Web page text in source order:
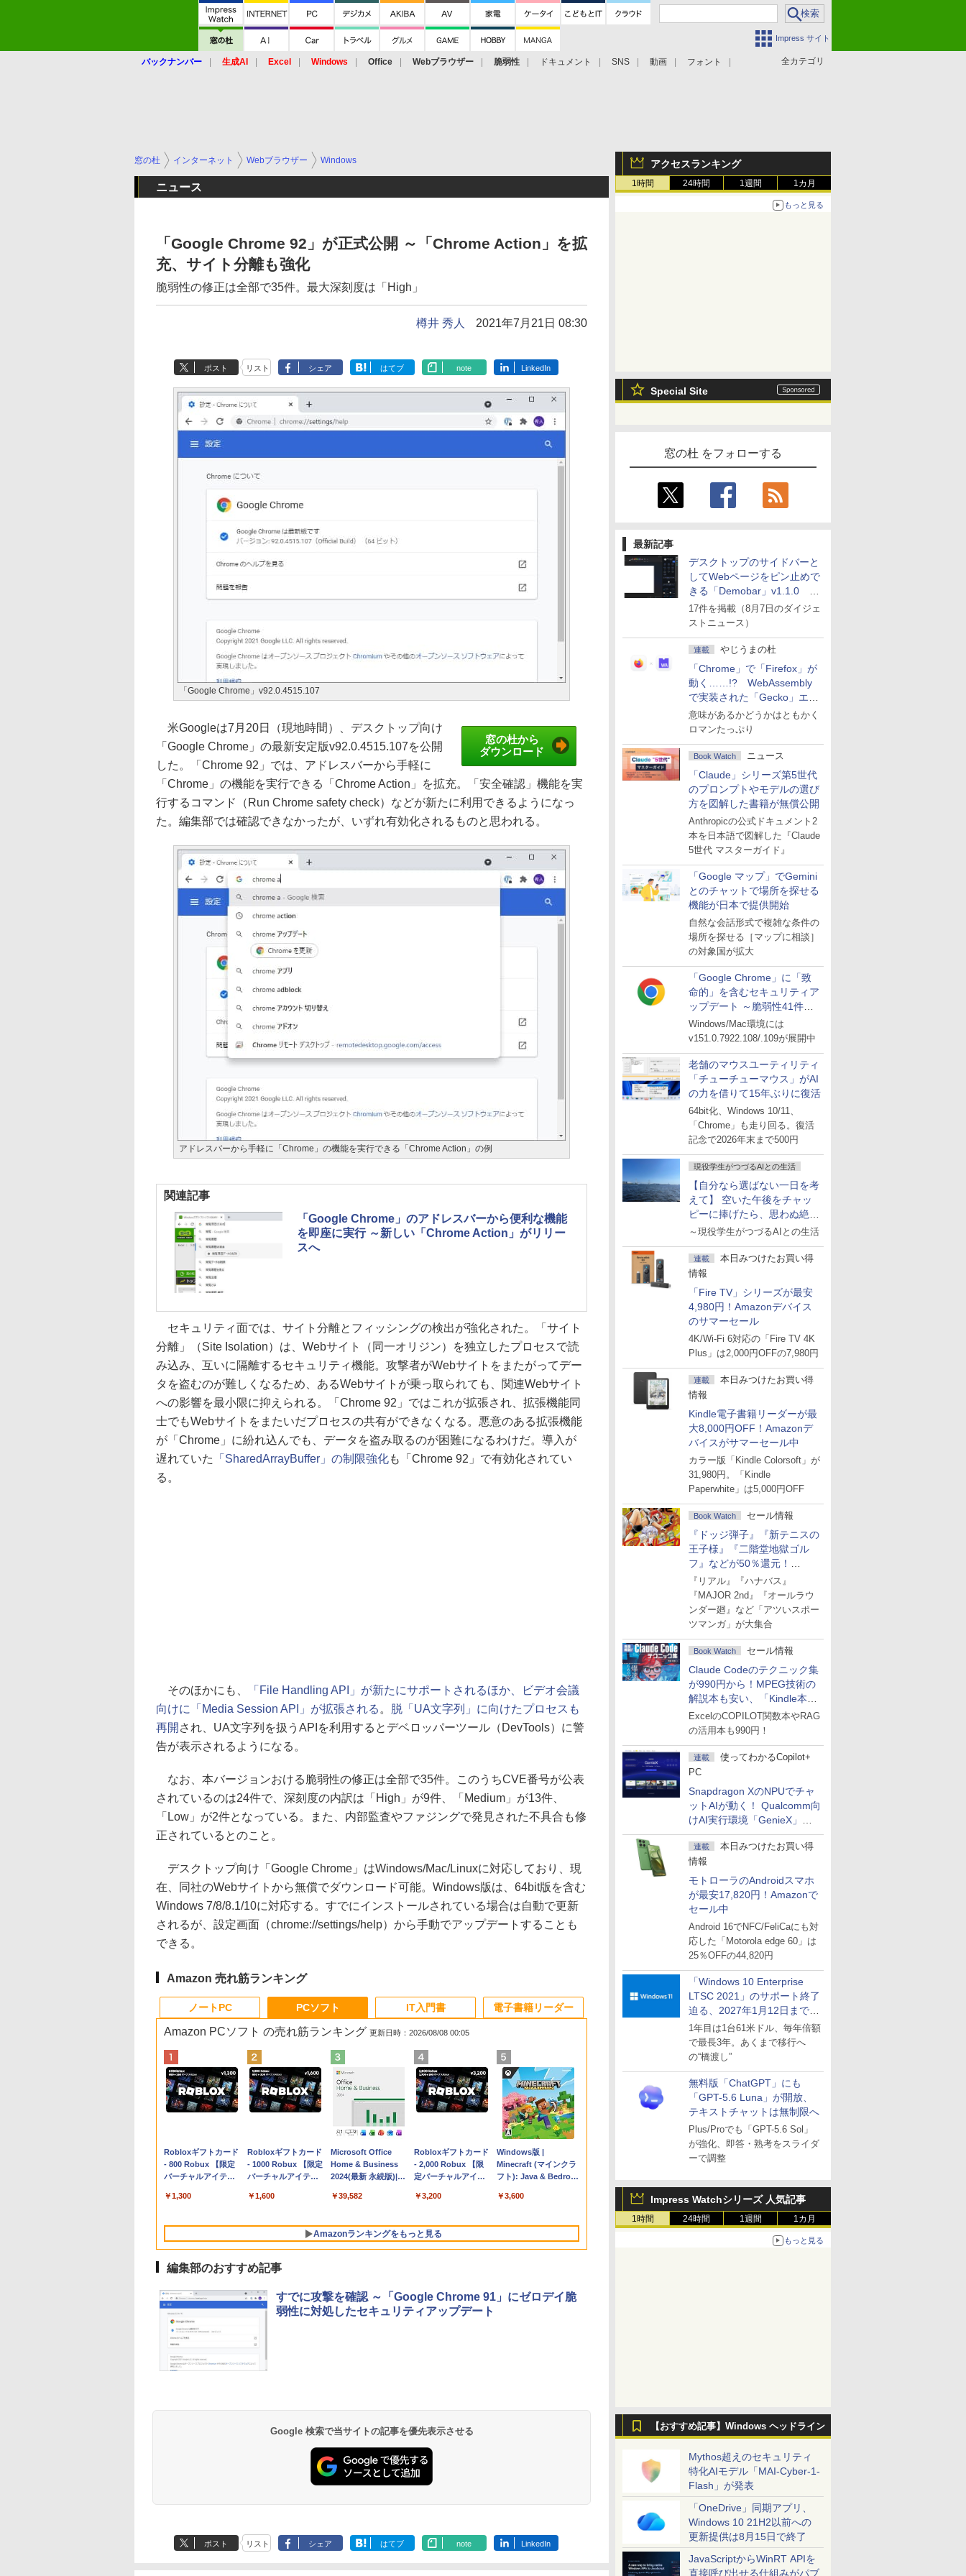
Impress サイト
全カテゴリ
バックナンバー 生成AI Excel Windows Office Webブラウザー 脆弱性 ドキュメント SNS 動画 フォント
アクセスランキング
1時間 24時間 1週間 1カ月
もっと見る
Special Site
窓の杜 をフォローする
最新記事
デスクトップのサイドバーと
してWebページをピン止めで
きる「Demobar」v1.1.0 ほ
か
17件を掲載（8月7日のダイジェ
ストニュース）
連載 やじうまの杜
「Chrome」で「Firefox」が
動く……!? WebAssembly
で実装された「Gecko」エン
ジン
意味があるかどうかはともかく
ロマンたっぷり
Book Watch ニュース
「Claude」シリーズ第5世代
のプロンプトやモデルの選び
方を図解した書籍が無償公開
Anthropicの公式ドキュメント2
本を日本語で図解した『Claude
5世代 マスターガイド』
「Google マップ」でGemini
とのチャットで場所を探せる
機能が日本で提供開始
自然な会話形式で複雑な条件の
場所を探せる［マップに相談］
の対象国が拡大
「Google Chrome」に「致
命的」を含むセキュリティア
ップデート ～脆弱性41件に
対処
Windows/Mac環境には
v151.0.7922.108/.109が展開中
老舗のマウスユーティリティ
「チューチューマウス」がAI
の力を借りて15年ぶりに復活
64bit化、Windows 10/11、
「Chrome」も走り回る。復活
記念で2026年末まで500円
現役学生がつづるAIとの生活
【自分なら選ばない一日を考
えて】 空いた午後をチャッ
ピーに捧げたら、思わぬ絶景
に出会った話
～現役学生がつづるAIとの生活
連載
本日みつけたお買い得
情報
「Fire TV」シリーズが最安
4,980円！Amazonデバイス
のサマーセール
4K/Wi-Fi 6対応の「Fire TV 4K
Plus」は2,000円OFFの7,980円
連載
本日みつけたお買い得
情報
Kindle電子書籍リーダーが最
大8,000円OFF！Amazonデ
バイスがサマーセール中
カラー版「Kindle Colorsoft」が
31,980円。「Kindle
Paperwhite」は5,000円OFF
Book Watch セール情報
『ドッジ弾子』『新テニスの
王子様』『二階堂地獄ゴル
フ』などが50％還元！
Amazonマンガ週末セール
『リアル』『ハナバス』
『MAJOR 2nd』『オールラウ
ンダー廻』など「アツいスポー
ツマンガ」が大集合
Book Watch セール情報
Claude Codeのテクニック集
が990円から！MPEG技術の
解説本も安い、「Kindle本サ
マーセール」第2弾開始！
ExcelのCOPILOT関数本やRAG
の活用本も990円！
連載
使ってわかるCopilot+
PC
Snapdragon XのNPUでチャ
ットAIが動く！ Qualcomm向
けAI実行環境「GenieX」を
試してみた
連載
本日みつけたお買い得
情報
モトローラのAndroidスマホ
が最安17,820円！Amazonで
セール中
Android 16でNFC/FeliCaにも対
応した「Motorola edge 60」は
25％OFFの44,820円
「Windows 10 Enterprise
LTSC 2021」のサポート終了
迫る、2027年1月12日まで
～ESUは9月1日から販売
1年目は1台61米ドル、毎年倍額
で最長3年。あくまで移行へ
の“橋渡し”
無料版「ChatGPT」にも
「GPT-5.6 Luna」が開放、
テキストチャットは無制限へ
Plus/Proでも「GPT-5.6 Sol」
が強化、即答・熟考をスライダ
ーで調整
Impress Watchシリーズ 人気記事
1時間 24時間 1週間 1カ月
もっと見る
【おすすめ記事】Windows ヘッドライン
Mythos超えのセキュリティ
特化AIモデル「MAI-Cyber-1-
Flash」が発表
「OneDrive」同期アプリ、
Windows 10 21H2以前への
更新提供は8月15日で終了
JavaScriptからWinRT APIを
直接呼び出せる仕組みがパブ
窓の杜 インターネット Webブラウザー Windows
ニュース
「Google Chrome 92」が正式公開 ～「Chrome Action」を拡
充、サイト分離も強化
脆弱性の修正は全部で35件。最大深刻度は「High」
樽井 秀人 2021年7月21日 08:30
ポスト リスト シェア はてブ note LinkedIn
「Google Chrome」v92.0.4515.107
窓の杜から
ダウンロード
米Googleは7月20日（現地時間）、デスクトップ向け
「Google Chrome」の最新安定版v92.0.4515.107を公開
した。「Chrome 92」では、アドレスバーから手軽に
「Chrome」の機能を実行できる「Chrome Action」を拡充。「安全確認」機能を実
行するコマンド（Run Chrome safety check）などが新たに利用できるようになっ
た。編集部では確認できなかったが、いずれ有効化されるものと思われる。
アドレスバーから手軽に「Chrome」の機能を実行できる「Chrome Action」の例
関連記事
「Google Chrome」のアドレスバーから便利な機能
を即座に実行 ～新しい「Chrome Action」がリリー
スへ
セキュリティ面では、サイト分離とフィッシングの検出が強化された。「サイト
分離」（Site Isolation）は、Webサイト（同一オリジン）を独立したプロセスで読
み込み、互いに隔離するセキュリティ機能。攻撃者がWebサイトをまたがってデー
タを盗むのが難しくなるため、あるWebサイトが乗っ取られても、関連Webサイト
への影響を最小限に抑えられる。「Chrome 92」ではこれが拡張され、拡張機能同
士でもWebサイトをまたいだプロセスの共有ができなくなる。悪意のある拡張機能
が「Chrome」に紛れ込んでも、データを盗み取るのが困難になるわけだ。導入が
遅れていた
「SharedArrayBuffer」の制限強化も「Chrome 92」で有効化されてい
る。
そのほかにも、
「File Handling API」が新たにサポートされるほか、ビデオ会議
向けに「Media Session API」が拡張される 。
脱「UA文字列」に向けたプロセスも
再開 され、UA文字列を扱うAPIを利用するとデベロッパーツール（DevTools）に警
告が表示されるようになる。
なお、本バージョンおける脆弱性の修正は全部で35件。このうちCVE番号が公表
されているのは24件で、深刻度の内訳は「High」が9件、「Medium」が13件、
「Low」が2件となっている。また、内部監査やファジングで発見された不具合も修
正されているとのこと。
デスクトップ向け「Google Chrome」はWindows/Mac/Linuxに対応しており、現
在、同社のWebサイトから無償でダウンロード可能。Windows版は、64bit版を含む
Windows 7/8/8.1/10に対応する。すでにインストールされている場合は自動で更新
されるが、設定画面（chrome://settings/help）から手動でアップデートすることも
できる。
Amazon 売れ筋ランキング
ノートPC
Apple 2026
MacBook Neo A18
Proチップ搭載13イ
AIとApple
Retinaディスプレ
512GB SSD、1080p
FaceTime HDカメ
ラ、Touch ID - イン
AppleCare+ for 13イ
ンチMacBook
Neo(A18 Pro)|ダウン
ロード版
￥162,598
tomtoc 360°保護
15.6 16インチ パソコ
ンケース Dell NEC
dynabook Lenovo
￥2,952
Apple 2026
MacBook Air M5チ
ップ搭載13インチノ
Apple Intelligence、
Retinaディスプレ
イ、16GBユニファイ
ドメモリ、1TB SSD
ド、Touch ID - シル
バー
￥261,414
【Amazon.co.jp限
定】 HP ノートパソ
コン 15-fd 15.6イン
512GB SSD インテ
￥129,800
FMV ノートパソコン
WE1-K3 (MS 365
Personal/Copilotキー
型/Core i5/16GB/SSD
FMVWK3E15W_AZ
￥139,880
PCソフト
Amazon PCソフト の売れ筋ランキング 更新日時：2026/08/08 00:05
Robloxギフトカード
- 800 Robux 【限定
バーチャルアイテム
ンゲームコード】 ロ
インコード版
￥1,300
Robloxギフトカード
- 1000 Robux 【限定
バーチャルアイテム
ンゲームコード】 ロ
ンコード版
￥1,600
Microsoft Office
Home & Business
2024(最新 永続版)|オ
版|Windows11、
￥39,582
Robloxギフトカード
- 2,000 Robux 【限
定バーチャルアイテ
インゲームコード】
ラインコード版
￥3,200
Windows版 |
Minecraft (マインクラ
フト): Java & Bedrock
ード版
￥3,600
Amazonランキングをもっと見る
IT入門書
ズ (はぴーイラスト
マニュアル AI副業に
もKindle出版にも！
非エンジニアのため
のAIコーディング入
￥99
￥1,292
電子書籍リーダー
続バッテリー、6イン
書籍リーダー、ブラ
ック、16GB、広告な
￥16,980
るさ自動調整、色調
持続バッテリー、広
告なし、メタリック
ブラック
￥27,980
レイ、色調調節ライ
ッテリー、広告無
し、ブラック (2025
年発売)
￥31,980
編集部のおすすめ記事
すでに攻撃を確認 ～「Google Chrome 91」にゼロデイ脆
弱性に対処したセキュリティアップデート
Google 検索で当サイトの記事を優先表示させる
ポスト リスト シェア はてブ note LinkedIn